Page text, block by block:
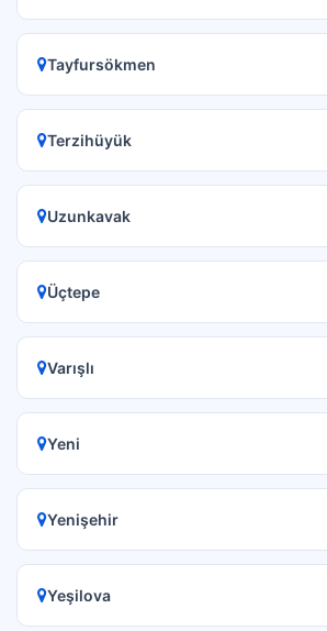
Tayfursökmen
Terzihüyük
Uzunkavak
Üçtepe
Varışlı
Yeni
Yenişehir
Yeşilova